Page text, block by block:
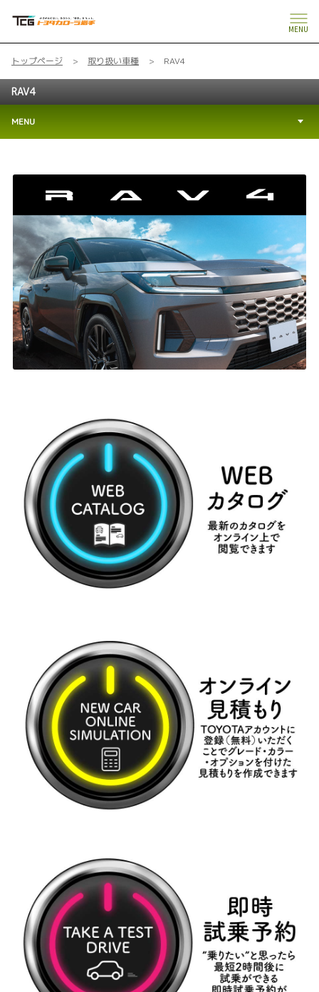
MENU
トップページ 取り扱い車種 RAV4
RAV4
MENU